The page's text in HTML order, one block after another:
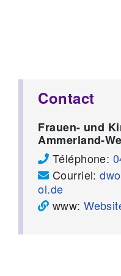
Contact
Frauen- und
Ammerland-
Téléphone:
Courriel:
ol.de
www: